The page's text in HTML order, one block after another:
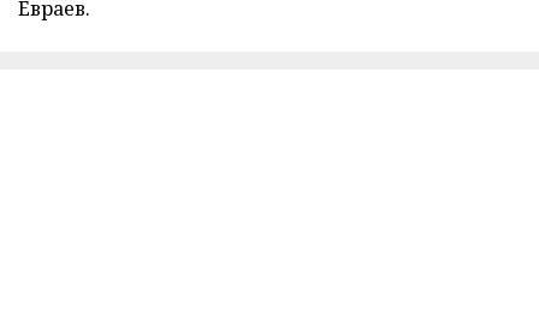
Евраев.